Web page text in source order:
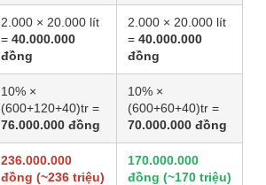
2.000 × 20.000 lít
= 40.000.000
đồng
2.000 × 20.000 lít
= 40.000.000
đồng
10% ×
(600+120+40)tr =
76.000.000 đồng
10% ×
(600+60+40)tr =
70.000.000 đồng
236.000.000
đồng (~236 triệu)
170.000.000
đồng (~170 triệu)